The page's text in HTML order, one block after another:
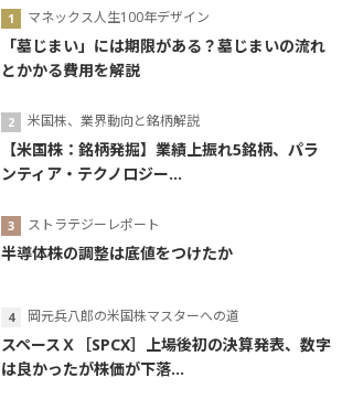
マネックス人生100年デザイン
「墓じまい」には期限がある？墓じまいの流れ
とかかる費用を解説
米国株、業界動向と銘柄解説
【米国株：銘柄発掘】業績上振れ5銘柄、パラ
ンティア・テクノロジー...
ストラテジーレポート
半導体株の調整は底値をつけたか
岡元兵八郎の米国株マスターへの道
スペースＸ［SPCX］上場後初の決算発表、数字
は良かったが株価が下落...